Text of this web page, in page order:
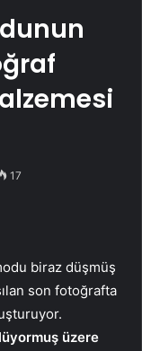
17
biraz düşmüş
son fotoğrafta
üzere